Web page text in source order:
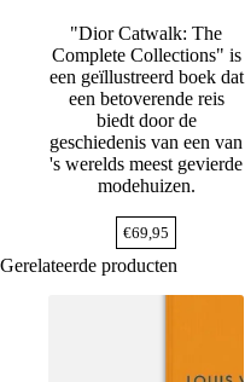
"Dior Catwalk: The
Complete Collections" is
een geïllustreerd boek dat
een betoverende reis
biedt door de
geschiedenis van een van
's werelds meest gevierde
modehuizen.
€69,95
Gerelateerde producten